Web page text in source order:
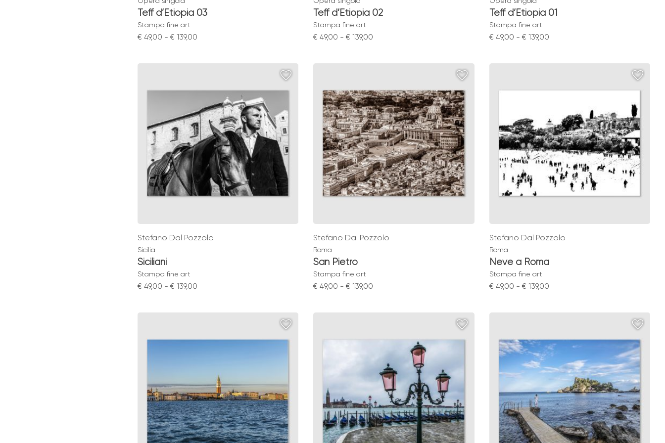
Teff d’Etiopia 03
Stampa fine art
€ 49,00 - € 139,00Fascia
prezzo:
Teff d’Etiopia 02
Stampa fine art
€ 49,00 - € 139,00
prezzo:
Teff d’Etiopia 01
Stampa fine art
€ 49,00 - € 139,00Fascia
prezzo:
Stefano Dal Pozzolo
Sicilia
Siciliani
Stampa fine art
€ 49,00 - € 139,00Fascia
prezzo:
Stefano Dal Pozzolo
Roma
San Pietro
Stampa fine art
€ 49,00 - € 139,00
prezzo:
Stefano Dal Pozzolo
Roma
Neve a Roma
Stampa fine art
€ 49,00 - € 139,00Fascia
prezzo: